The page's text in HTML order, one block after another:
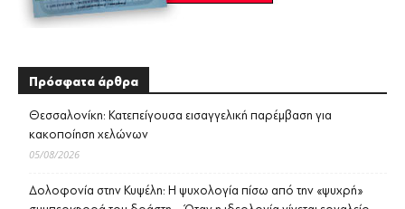
Πρόσφατα άρθρα
Θεσσαλονίκη: Κατεπείγουσα εισαγγελική παρέμβαση για
κακοποίηση χελώνων
05/08/2026
Δολοφονία στην Κυψέλη: Η ψυχολογία πίσω από την «ψυχρή»